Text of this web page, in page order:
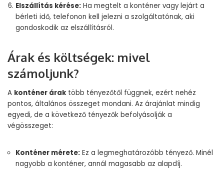
Elszállítás kérése: Ha megtelt a konténer vagy lejárt a
bérleti idő, telefonon kell jelezni a szolgáltatónak, aki
gondoskodik az elszállításról.
Árak és költségek: mivel
számoljunk?
A konténer árak több tényezőtől függnek, ezért nehéz
pontos, általános összeget mondani. Az árajánlat mindig
egyedi, de a következő tényezők befolyásolják a
végösszeget:
Konténer mérete: Ez a legmeghatározóbb tényező. Minél
nagyobb a konténer, annál magasabb az alapdíj.